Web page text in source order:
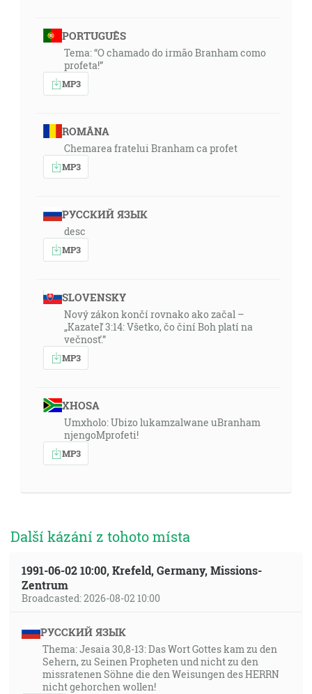
PORTUGUÊS
Tema: “O chamado do irmão Branham como
profeta!”
MP3
ROMÂNA
Chemarea fratelui Branham ca profet
MP3
РУССКИЙ ЯЗЫК
desc
MP3
SLOVENSKY
Nový zákon končí rovnako ako začal –
„Kazateľ 3:14: Všetko, čo činí Boh platí na
večnosť.”
MP3
XHOSA
Umxholo: Ubizo lukamzalwane uBranham
njengoMprofeti!
MP3
Další kázání z tohoto místa
1991-06-02 10:00, Krefeld, Germany, Missions-
Zentrum
Broadcasted: 2026-08-02 10:00
РУССКИЙ ЯЗЫК
Thema: Jesaia 30,8-13: Das Wort Gottes kam zu den
Sehern, zu Seinen Propheten und nicht zu den
missratenen Söhne die den Weisungen des HERRN
nicht gehorchen wollen!